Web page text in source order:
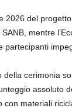
2026 del
mentre
partecipanti
della cerimonia
assoluto
con materiali